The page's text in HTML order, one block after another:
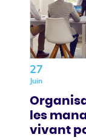
27
Juin
les
vivant